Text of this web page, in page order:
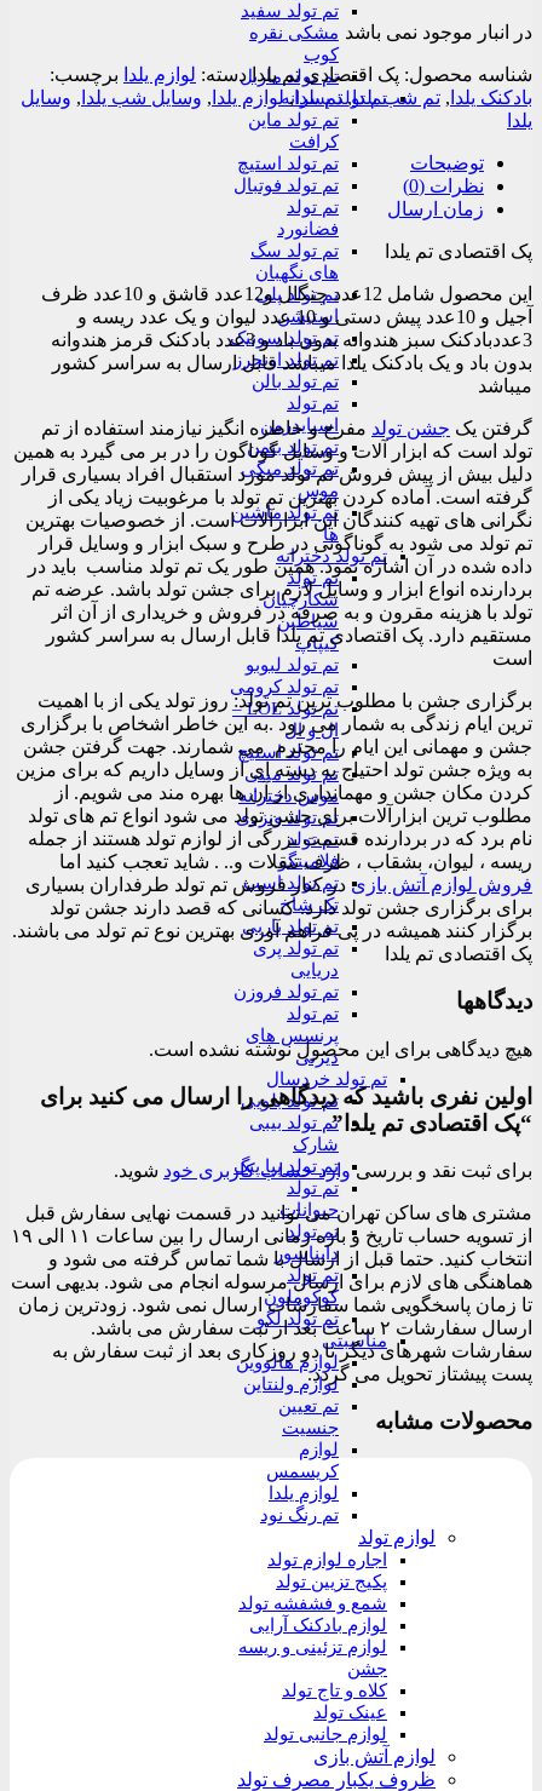
تم تولد سفید
مشکی نقره
کوب
تم تولد ماربل
تم تولد پسرانه
تم تولد ماین
کرافت
تم تولد استیچ
تم تولد فوتبال
تم تولد
فضانورد
تم تولد سگ
های نگهبان
تم تولد پلی
استیشن
تم تولد سونیک
تم تولد اونجرز
تم تولد بالن
تم تولد
اسپایدرمن
تم تولد بتمن
تم تولد میکی
موس
تم تولد ماشین
ها
تم تولد دخترانه
تم تولد
شکارچیان
شیاطین
کیپاپ
تم تولد لبوبو
تم تولد کرومی
تم تولد LOL –
ال و ال
تم تولد استیچ
تم تولد مینی
موس دخترانه
تم تولد ونزدی
تم تولد
فلامینگو
تم تولد اسب
تک شاخ
تم تولد باربی
تم تولد پری
دریایی
تم تولد فروزن
تم تولد
پرنسس های
دیزنی
تم تولد خردسال
تم تولد بلویی
تم تولد بیبی
شارک
تم تولد پپا پیگ
تم تولد
حیوانات
تم تولد
دایناسور
تم تولد
کوکوملون
تم تولد لگو
مناسبتی
لوازم هالووین
لوازم ولنتاین
تم تعیین
جنسیت
لوازم
کریسمس
لوازم یلدا
تم رنگ نود
لوازم تولد
اجاره لوازم تولد
پکیج تزیین تولد
شمع و فشفشه تولد
لوازم بادکنک آرایی
لوازم تزئینی و ریسه
جشن
کلاه و تاج تولد
عینک تولد
لوازم جانبی تولد
لوازم آتش بازی
ظروف یکبار مصرف تولد
در انبار موجود نمی باشد
شناسه محصول: پک اقتصادی تم یلدا دسته: لوازم یلدا برچسب:
بادکنک یلدا , تم شب یلدا,تم یلدا,لوازم یلدا , وسایل شب یلدا , وسایل
یلدا
توضیحات
نظرات (0)
زمان ارسال
پک اقتصادی تم یلدا
این محصول شامل 12عدد چنگال و12عدد قاشق و 10عدد ظرف
آجیل و 10عدد پیش دستی و 10 عدد لیوان و یک عدد ریسه و
3عددبادکنک سبز هندوانه بدون باد و 3عدد بادکنک قرمز هندوانه
بدون باد و یک بادکنک یلدا میباشد قابل ارسال به سراسر کشور
میباشد
گرفتن یک جشن تولد مفرح و خاطره انگیز نیازمند استفاده از تم
تولد است که ابزار آلات و وسایل گوناگون را در بر می گیرد به همین
دلیل بیش از پیش فروش تم تولد مورد استقبال افراد بسیاری قرار
گرفته است. آماده کردن بهترین تم تولد با مرغوبیت زیاد یکی از
نگرانی های تهیه کنندگان این ابزارآلات است. از خصوصیات بهترین
تم تولد می شود به گوناگونی در طرح و سبک ابزار و وسایل قرار
داده شده در آن اشاره نمود. همین طور یک تم تولد مناسب باید در
بردارنده انواع ابزار و وسایل لازم برای جشن تولد باشد. عرضه تم
تولد با هزینه مقرون و به صرفه در فروش و خریداری از آن اثر
مستقیم دارد. پک اقتصادی تم یلدا قابل ارسال به سراسر کشور
است
برگزاری جشن با مطلوب ترین تم تولد: روز تولد یکی از با اهمیت
ترین ایام زندگی به شمار می رود .به این خاطر اشخاص با برگزاری
جشن و مهمانی این ایام را محترم می شمارند. جهت گرفتن جشن
به ویژه جشن تولد احتیاج به دسته ای از وسایل داریم که برای مزین
کردن مکان جشن و مهمانداری از آن ها بهره مند می شویم. از
مطلوب ترین ابزارآلات برای جشن تولد می شود انواع تم های تولد
نام برد که در بردارنده قسمت بزرگی از لوازم تولد هستند از جمله
ریسه ، لیوان، بشقاب ، ظرف تنقلات و.. . شاید تعجب کنید اما
فروش لوازم آتش بازی در کنار فروش تم تولد طرفداران بسیاری
برای برگزاری جشن تولد دارد. کسانی که قصد دارند جشن تولد
برگزار کنند همیشه در پی فراهم آوری بهترین نوع تم تولد می باشند.
پک اقتصادی تم یلدا
دیدگاهها
هیچ دیدگاهی برای این محصول نوشته نشده است.
اولین نفری باشید که دیدگاهی را ارسال می کنید برای
“پک اقتصادی تم یلدا”
برای ثبت نقد و بررسیوارد حساب کاربری خود شوید.
مشتری های ساکن تهران می توانید در قسمت نهایی سفارش قبل
از تسویه حساب تاریخ و بازه زمانی ارسال را بین ساعات ۱۱ الی ۱۹
انتخاب کنید. حتما قبل از ارسال با شما تماس گرفته می شود و
هماهنگی های لازم برای ارسال مرسوله انجام می شود. بدیهی است
تا زمان پاسخگویی شما سفارشات ارسال نمی شود. زودترین زمان
ارسال سفارشات ۲ ساعت بعد از ثبت سفارش می باشد.
سفارشات شهرهای دیگر تا دو روزکاری بعد از ثبت سفارش به
پست پیشتاز تحویل می گردد.
محصولات مشابه